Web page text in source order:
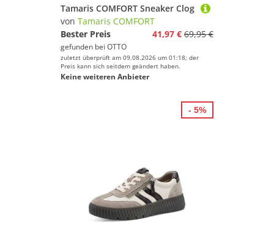
Tamaris COMFORT Sneaker Clog
von Tamaris COMFORT
Bester Preis
41,97 € 69,95 €
gefunden bei OTTO
zuletzt überprüft am 09.08.2026 um 01:18; der
Preis kann sich seitdem geändert haben.
Keine weiteren Anbieter
- 5%